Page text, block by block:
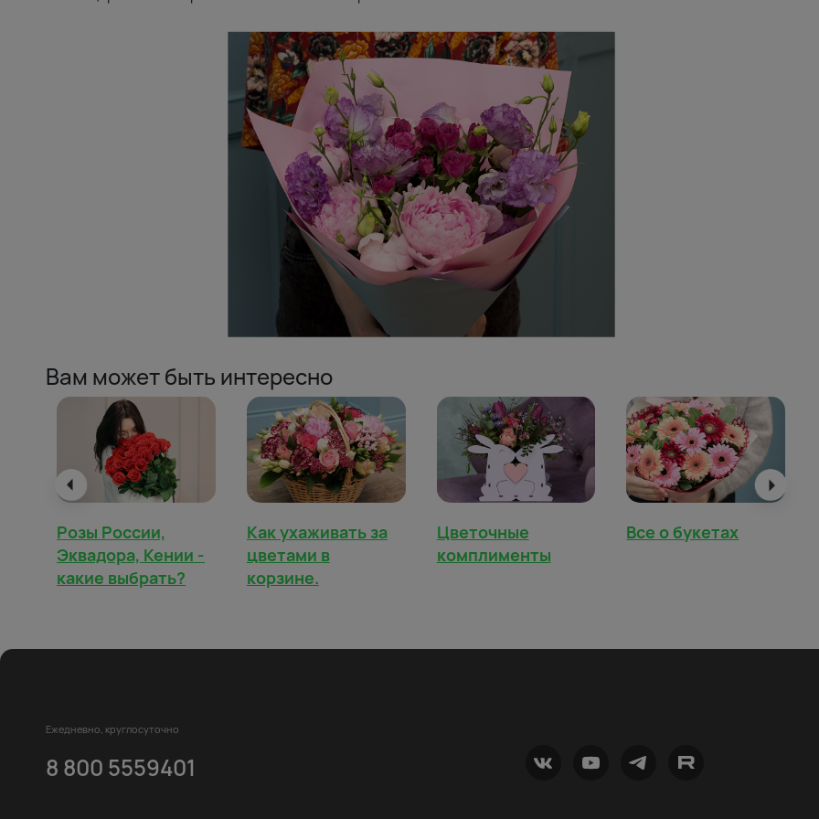
Вам может быть интересно
Розы России,
Эквадора, Кении -
какие выбрать?
Как ухаживать за
цветами в
корзине.
Цветочные
комплименты
Все о букетах
Ежедневно, круглосуточно
8 800 5559401